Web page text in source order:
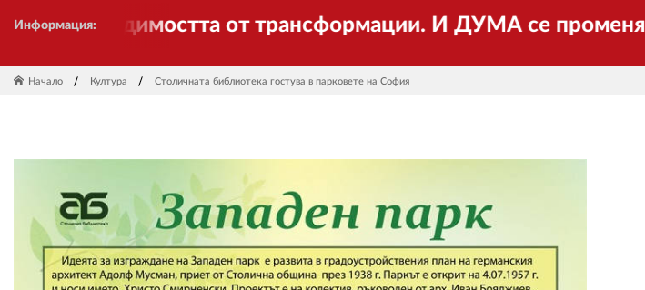
Информация: от трансформации. И ДУМА се променя и
Начало Култура Столичната библиотека гостува в парковете на София